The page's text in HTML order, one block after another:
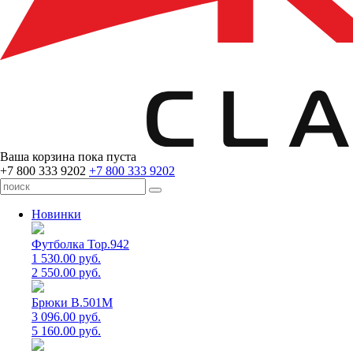
Ваша корзина пока пуста
+7 800 333 9202 +7 800 333 9202
Новинки
Футболка Top.942
1 530.00 руб.
2 550.00 руб.
Брюки B.501M
3 096.00 руб.
5 160.00 руб.